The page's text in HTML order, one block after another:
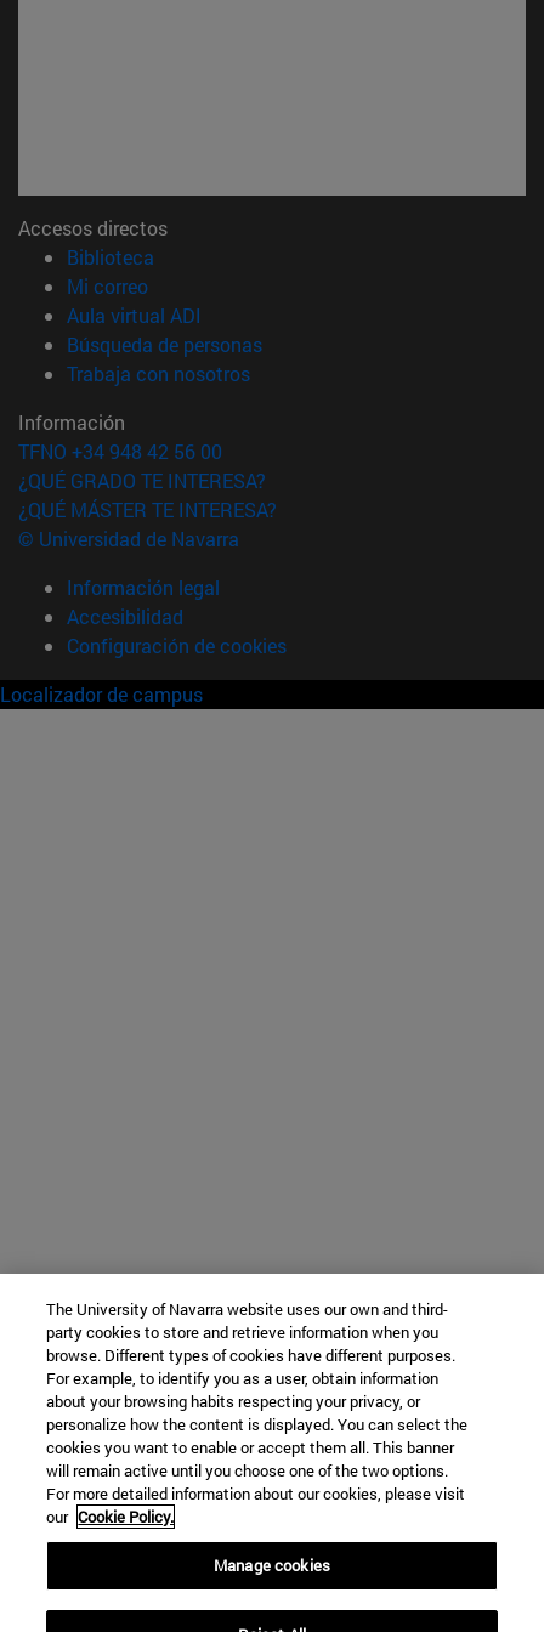
Accesos directos
Biblioteca
Mi correo(abre en nueva ventana)
Aula virtual ADI
Búsqueda de personas(abre en nueva ventana)
Trabaja con nosotros(abre en nueva ventana)
Información
TFNO +34 948 42 56 00
¿QUÉ GRADO TE INTERESA?
¿QUÉ MÁSTER TE INTERESA?
© Universidad de Navarra
Información legal
Accesibilidad
Configuración de cookies
Localizador de campus
The University of Navarra website uses our own and third-
party cookies to store and retrieve information when you
browse. Different types of cookies have different purposes.
For example, to identify you as a user, obtain information
about your browsing habits respecting your privacy, or
personalize how the content is displayed. You can select the
cookies you want to enable or accept them all. This banner
will remain active until you choose one of the two options.
For more detailed information about our cookies, please visit
our Cookie Policy.
Manage cookies